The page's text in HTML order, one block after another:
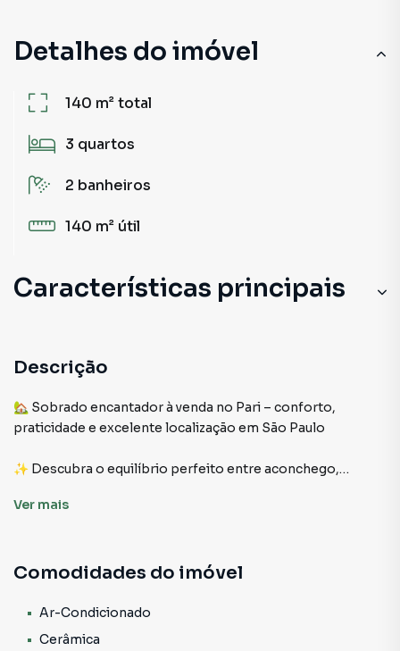
Detalhes do imóvel
140 m²total
3 quartos
2 banheiros
140 m² útil
Características principais
Descrição
🏡 Sobrado encantador à venda no Pari – conforto,
praticidade e excelente localização em São Paulo
✨ Descubra o equilíbrio perfeito entre aconchego,
sobrado no bairro Pari. Um imóvel pensado para
aquele clima de lar que conquista logo na primeira visita.
📍 Localizado em uma das regiões mais tradicionais e
valorizadas de São Paulo, este sobrado no Pari oferece
Ver mais
Comodidades do imóvel
Ar-Condicionado
Cerâmica